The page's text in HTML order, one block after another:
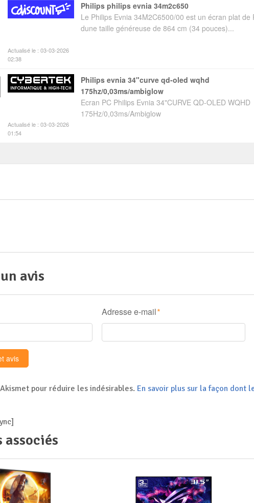
Actualisé le : 03-03-2026
02:38
philips philips evnia 34m2c650
Le Philips Evnia 34M2C6500/00 est un écran plat de
dune taille généreuse de 864 cm (34 pouces)...
Actualisé le : 03-03-2026
01:54
philips evnia 34"curve qd-oled wqhd
175hz/0,03ms/ambiglow
Ecran PC Philips Evnia 34"CURVE QD-OLED WQHD
175Hz/0,03ms/Ambiglow
avis
Adresse e-mail *
pour réduire les indésirables. En savoir plus sur la façon dont